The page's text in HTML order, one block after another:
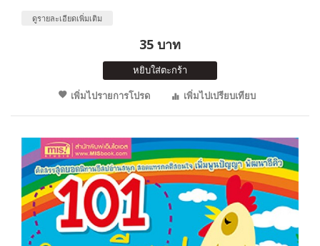
ดูรายละเอียดเพิ่มเติม
35 บาท
หยิบใส่ตะกร้า
เพิ่มไปรายการโปรด
เพิ่มไปเปรียบเทียบ